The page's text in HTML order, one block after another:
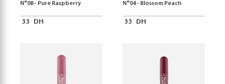
N°08 - Pure Raspberry
33 DH
N°04 - Blossom Peach
33 DH